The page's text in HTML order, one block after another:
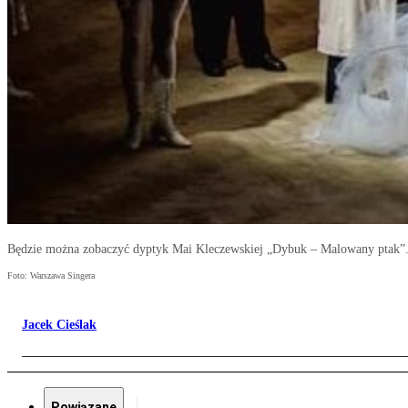
Będzie można zobaczyć dyptyk Mai Kleczewskiej „Dybuk – Malowany ptak”.
Foto: Warszawa Singera
Jacek Cieślak